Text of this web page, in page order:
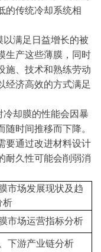
的传统冷却系统相
以满足日益增长的被
生产这些薄膜，同时
施、技术和熟练劳动
经济高效的方式满足
冷却膜的性能会因暴
时间推移而下降。
要通过改进材料设计
耐久性可能会削弱消
市场发展现状及趋
析
市场运营指标分析
下游产业链分析